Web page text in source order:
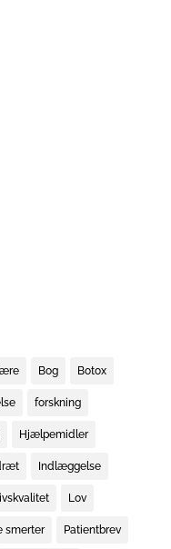
Bog Botox
forskning
Hjælpemidler
Indlæggelse
Lov
smerter Patientbrev